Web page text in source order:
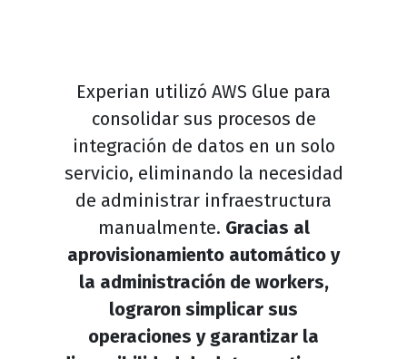
Experian utilizó AWS Glue para
consolidar sus procesos de
integración de datos en un solo
servicio, eliminando la necesidad
de administrar infraestructura
manualmente. Gracias al
aprovisionamiento automático y
la administración de workers,
lograron simplicar sus
operaciones y garantizar la